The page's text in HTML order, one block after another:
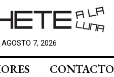
AGOSTO 7, 2026
CONTACTO